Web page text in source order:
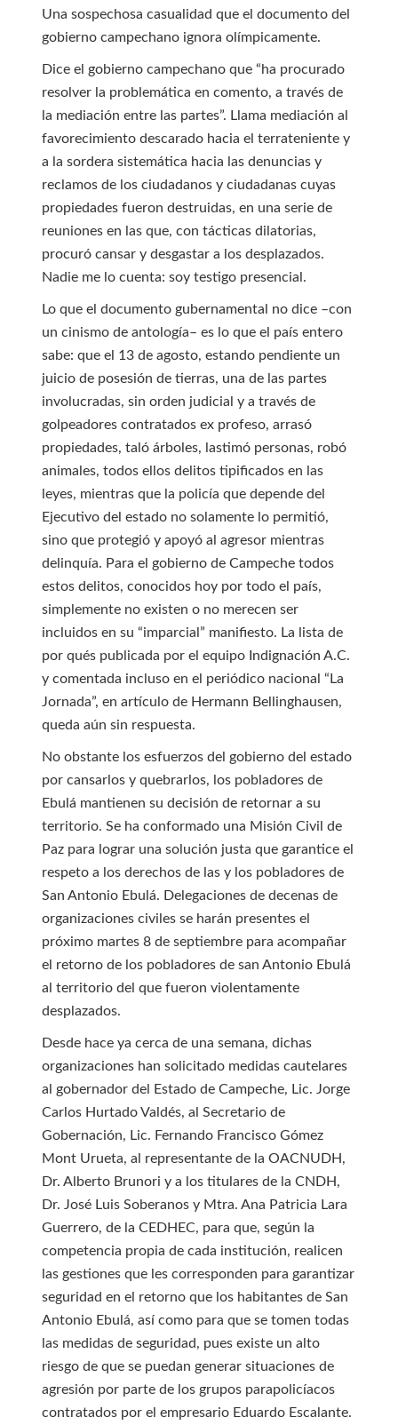
Una sospechosa casualidad que el documento del
gobierno campechano ignora olímpicamente.
Dice el gobierno campechano que “ha procurado
resolver la problemática en comento, a través de
la mediación entre las partes”. Llama mediación al
favorecimiento descarado hacia el terrateniente y
a la sordera sistemática hacia las denuncias y
reclamos de los ciudadanos y ciudadanas cuyas
propiedades fueron destruidas, en una serie de
reuniones en las que, con tácticas dilatorias,
procuró cansar y desgastar a los desplazados.
Nadie me lo cuenta: soy testigo presencial.
Lo que el documento gubernamental no dice –con
un cinismo de antología– es lo que el país entero
sabe: que el 13 de agosto, estando pendiente un
juicio de posesión de tierras, una de las partes
involucradas, sin orden judicial y a través de
golpeadores contratados ex profeso, arrasó
propiedades, taló árboles, lastimó personas, robó
animales, todos ellos delitos tipificados en las
leyes, mientras que la policía que depende del
Ejecutivo del estado no solamente lo permitió,
sino que protegió y apoyó al agresor mientras
delinquía. Para el gobierno de Campeche todos
estos delitos, conocidos hoy por todo el país,
simplemente no existen o no merecen ser
incluidos en su “imparcial” manifiesto. La lista de
por qués publicada por el equipo Indignación A.C.
y comentada incluso en el periódico nacional “La
Jornada”, en artículo de Hermann Bellinghausen,
queda aún sin respuesta.
No obstante los esfuerzos del gobierno del estado
por cansarlos y quebrarlos, los pobladores de
Ebulá mantienen su decisión de retornar a su
territorio. Se ha conformado una Misión Civil de
Paz para lograr una solución justa que garantice el
respeto a los derechos de las y los pobladores de
San Antonio Ebulá. Delegaciones de decenas de
organizaciones civiles se harán presentes el
próximo martes 8 de septiembre para acompañar
el retorno de los pobladores de san Antonio Ebulá
al territorio del que fueron violentamente
desplazados.
Desde hace ya cerca de una semana, dichas
organizaciones han solicitado medidas cautelares
al gobernador del Estado de Campeche, Lic. Jorge
Carlos Hurtado Valdés, al Secretario de
Gobernación, Lic. Fernando Francisco Gómez
Mont Urueta, al representante de la OACNUDH,
Dr. Alberto Brunori y a los titulares de la CNDH,
Dr. José Luis Soberanos y Mtra. Ana Patricia Lara
Guerrero, de la CEDHEC, para que, según la
competencia propia de cada institución, realicen
las gestiones que les corresponden para garantizar
seguridad en el retorno que los habitantes de San
Antonio Ebulá, así como para que se tomen todas
las medidas de seguridad, pues existe un alto
riesgo de que se puedan generar situaciones de
agresión por parte de los grupos parapolicíacos
contratados por el empresario Eduardo Escalante.